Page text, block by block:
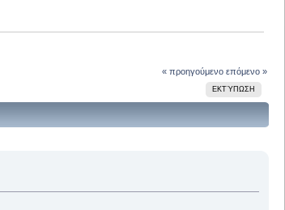
« προηγούμενο επόμενο »
ΕΚΤΎΠΩΣΗ